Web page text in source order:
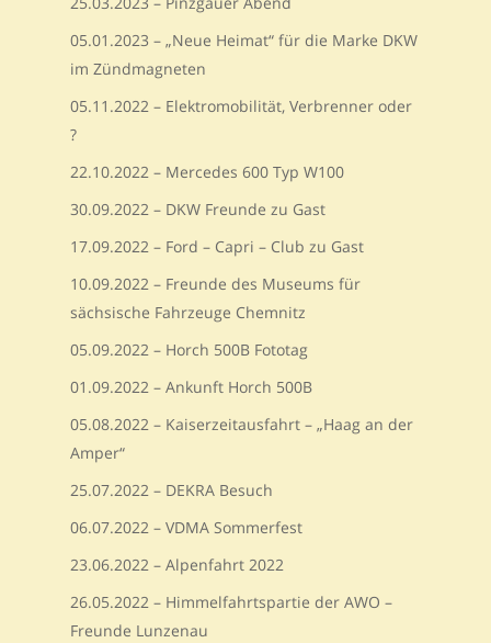
05.01.2023 – „Neue Heimat“ für die Marke DKW
im Zündmagneten
05.11.2022 – Elektromobilität, Verbrenner oder
?
22.10.2022 – Mercedes 600 Typ W100
30.09.2022 – DKW Freunde zu Gast
17.09.2022 – Ford – Capri – Club zu Gast
10.09.2022 – Freunde des Museums für
sächsische Fahrzeuge Chemnitz
05.09.2022 – Horch 500B Fototag
01.09.2022 – Ankunft Horch 500B
05.08.2022 – Kaiserzeitausfahrt – „Haag an der
Amper“
25.07.2022 – DEKRA Besuch
06.07.2022 – VDMA Sommerfest
23.06.2022 – Alpenfahrt 2022
26.05.2022 – Himmelfahrtspartie der AWO –
Freunde Lunzenau